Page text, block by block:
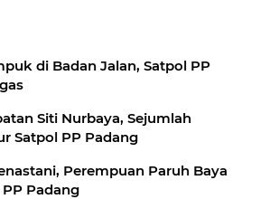
di Badan Jalan, Satpol PP
Siti Nurbaya, Sejumlah
Satpol PP Padang
Perempuan Paruh Baya
Padang